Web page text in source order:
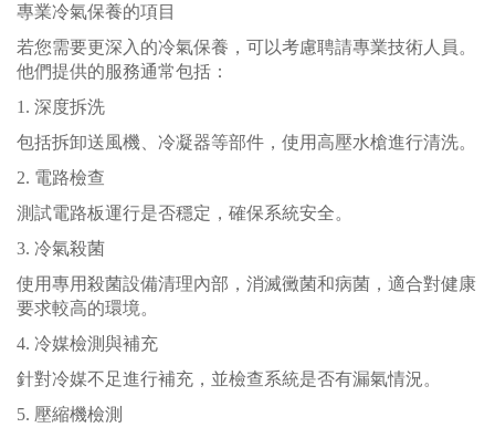
專業冷氣保養的項目
若您需要更深入的冷氣保養，可以考慮聘請專業技術人員。
他們提供的服務通常包括：
1. 深度拆洗
包括拆卸送風機、冷凝器等部件，使用高壓水槍進行清洗。
2. 電路檢查
測試電路板運行是否穩定，確保系統安全。
3. 冷氣殺菌
使用專用殺菌設備清理內部，消滅黴菌和病菌，適合對健康
要求較高的環境。
4. 冷媒檢測與補充
針對冷媒不足進行補充，並檢查系統是否有漏氣情況。
5. 壓縮機檢測